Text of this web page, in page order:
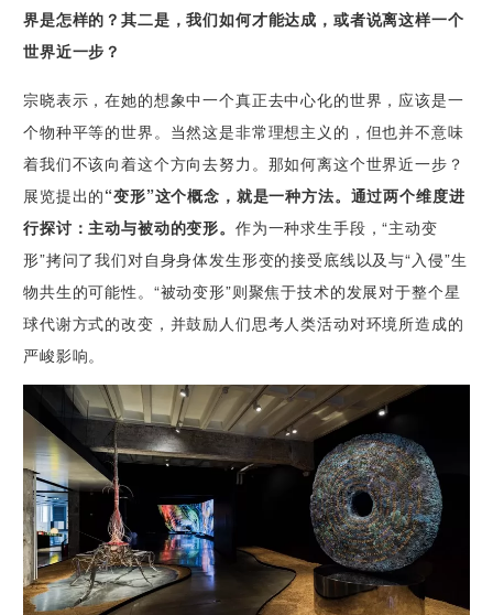
界是怎样的？其二是，我们如何才能达成，或者说离这样一个
世界近一步？
宗晓表示，在她的想象中一个真正去中心化的世界，应该是一
个物种平等的世界。当然这是非常理想主义的，但也并不意味
着我们不该向着这个方向去努力。那如何离这个世界近一步？
展览提出的“变形”这个概念，就是一种方法。通过两个维度进
行探讨：主动与被动的变形。 作为一种求生手段，“主动变
形”拷问了我们对自身身体发生形变的接受底线以及与“入侵”生
物共生的可能性。“被动变形”则聚焦于技术的发展对于整个星
球代谢方式的改变，并鼓励人们思考人类活动对环境所造成的
严峻影响。